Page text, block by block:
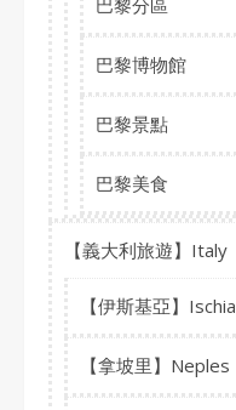
巴黎分區
巴黎博物館
巴黎景點
巴黎美食
【義大利旅遊】Italy
【伊斯基亞】Ischia
【拿坡里】Neples